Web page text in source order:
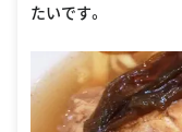
たいです。